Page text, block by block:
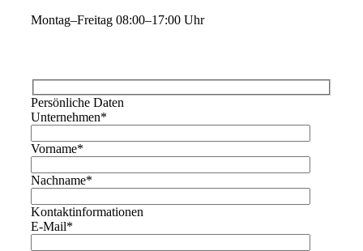
Montag–Freitag 08:00–17:00 Uhr
Persönliche Daten
Unternehmen*
Vorname*
Nachname*
Kontaktinformationen
E-Mail*